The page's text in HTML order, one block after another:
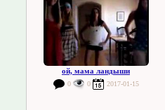
ой, мама ландыши
0 0 2017-01-15